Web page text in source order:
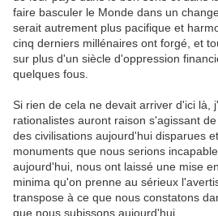
faire basculer le Monde dans un
serait autrement plus pacifique et
cinq derniers millénaires ont forgé, et
sur plus d'un siècle d'oppression
quelques fous.
Si rien de cela ne devait arriver d'ici là,
rationalistes auront raison s'agissant
des civilisations aujourd'hui disparues
monuments que nous serions
aujourd'hui, nous ont laissé une mise
minima qu'on prenne au sérieux
transpose à ce que nous constatons
que nous subissons aujourd'hui...